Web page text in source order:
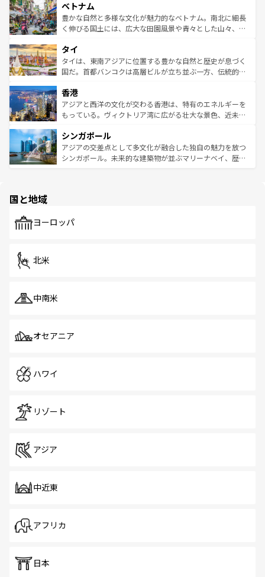
参照してほしい。
容にもいいと評判のスイーツなど、バラエティ豊かな料理
が味わえる。 なお、新着の台湾情報は コンテンツ一覧を参
照してほしい。
き、地方に足を延ばせば四季折々の自然美を楽しむことが
できる。そして、キムチや焼肉、絶品のストリートフード
まで、さまざまな韓国料理が待っている。夜には、韓国な
リティに包まれながら、韓国の多彩な魅力を心ゆくまで味
わってみてほしい。 なお、新着の韓国情報はコンテンツ一
覧を参照してほしい。
ベトナム
豊かな自然と多様な文化が魅力的なベトナム。南北に細長
く伸びる国土には、広大な田園風景や青々とした山々、世
急速な発展と共に伝統が息づく。ハノイの古い町並みやホ
ーチミン市のフランス統治時代の建物も、独特の雰囲気を
醸し出している。また、バラエティの豊かさとおいしさで
とつ。フォーやバインミー、ベトナムコーヒーなどは、ぜ
ひ現地で味わいたい。どの地域を訪れてもあたたかい人々
が旅行者を迎えてくれるので、きっと忘れられない旅にな
参照してほしい。
タイ
タイは、東南アジアに位置する豊かな自然と歴史が息づく
国だ。首都バンコクは高層ビルが立ち並ぶ一方、伝統的な
の活気が交差している。北部ではチェンマイなどの山岳地
帯で自然と触れ合い、南部ではプーケットやクラビの美し
いビーチでリゾート気分を楽しむことができる。タイ料理
激する。気候は一年中温暖で、どの季節にも異なる楽しみ
が待っている。親しみやすいタイの人々、仏教を中心とし
た文化、そして多様な観光資源が、訪れる旅人を魅了し続
香港
アジアと西洋の文化が交わる香港は、特有のエネルギーを
もっている。ヴィクトリア湾に広がる壮大な景色、近未来
み、どこを訪れても感動するはず。観光スポットが密集し
ており、効率よく見どころを回れるのも魅力。息をのむよ
うな絶景から文化的な体験まで、香港を存分に楽しみ尽く
シンガポール
アジアの交差点として多文化が融合した独自の魅力を放つ
シンガポール。未来的な建築物が並ぶマリーナベイ、歴史
で、ホーカーズは地元の風情を楽しめる外せないスポット
国と地域
ヨーロッパ
北米
中南米
オセアニア
ハワイ
リゾート
アジア
中近東
アフリカ
日本